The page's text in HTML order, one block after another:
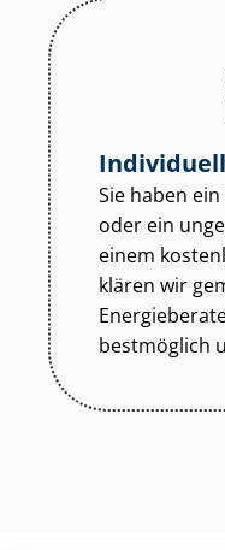
Sie haben
oder ein
einem
klären wir
bestmöglich